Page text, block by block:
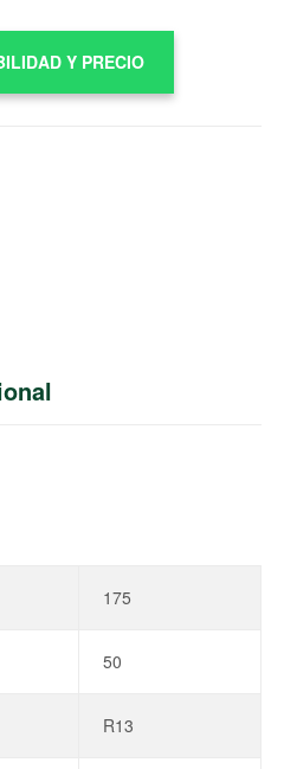
Y PRECIO
175
50
R13